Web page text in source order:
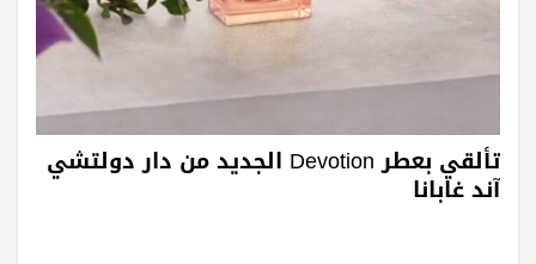
تألقي بعطر Devotion الجديد من دار دولتشي
آند غابانا